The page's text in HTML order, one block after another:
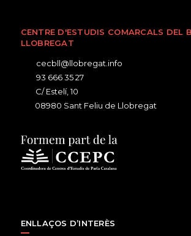
CENTRE D'ESTUDIS COMARCALS DEL
LLOBREGAT
cecbll@llobregat.info
93 666 35 27
C/ Estelí, 10
08980 Sant Feliu de Llobregat
ENLLAÇOS D’INTERÈS